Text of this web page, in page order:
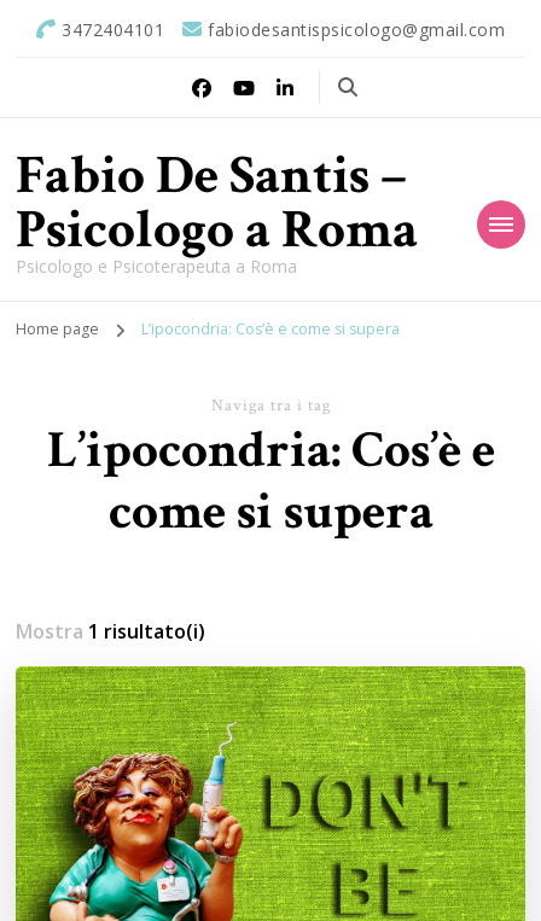
3472404101 fabiodesantispsicologo@gmail.com
Fabio De Santis –
Psicologo a Roma
Psicologo e Psicoterapeuta a Roma
Home page L’ipocondria: Cos’è e come si supera
Naviga tra i tag
L’ipocondria: Cos’è e
come si supera
Mostra 1 risultato(i)